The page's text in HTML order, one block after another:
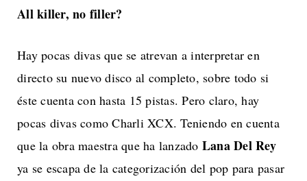
All killer, no filler?
Hay pocas divas que se atrevan a interpretar en
directo su nuevo disco al completo, sobre todo si
éste cuenta con hasta 15 pistas. Pero claro, hay
pocas divas como Charli XCX. Teniendo en cuenta
que la obra maestra que ha lanzado Lana Del Rey
ya se escapa de la categorización del pop para pasar